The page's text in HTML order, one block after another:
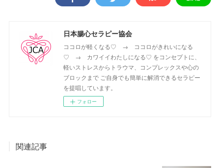
日本腸心セラピー協会
ココロが軽くなる♡ → ココロがきれいになる
♡ → カワイイわたしになる♡ をコンセプトに、
軽いストレスからトラウマ、コンプレックスや心の
ブロックまで ご自身でも簡単に解消できるセラピー
を提唱しています。
フォロー
関連記事